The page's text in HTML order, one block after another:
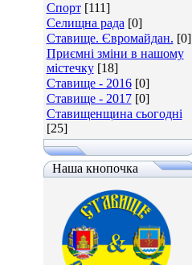
Спорт [111]
Селищна рада [0]
Ставище. Євромайдан. [0]
Приємні зміни в нашому
містечку [18]
Ставище - 2016 [0]
Ставище - 2017 [0]
Ставищенщина сьогодні
[25]
Наша кнопочка